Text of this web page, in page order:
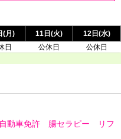
(月) 11日(火)
12日(水)
日 公休日 公休日
動車免許 腸セラピー リフ